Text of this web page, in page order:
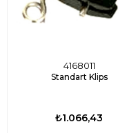
4168011
Standart Klips
₺1.066,43